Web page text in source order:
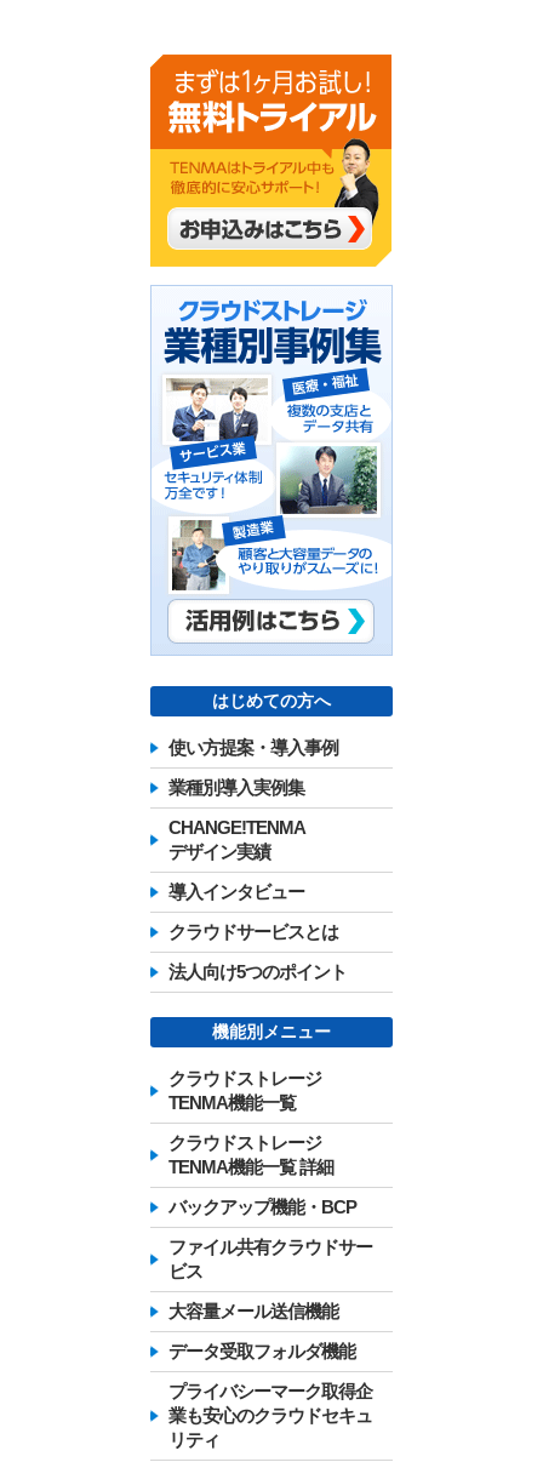
はじめての方へ
使い方提案・導入事例
業種別導入実例集
CHANGE!TENMA
デザイン実績
導入インタビュー
クラウドサービスとは
法人向け5つのポイント
機能別メニュー
クラウドストレージ
TENMA機能一覧
クラウドストレージ
TENMA機能一覧 詳細
バックアップ機能・BCP
ファイル共有クラウドサー
ビス
大容量メール送信機能
データ受取フォルダ機能
プライバシーマーク取得企
業も安心のクラウドセキュ
リティ